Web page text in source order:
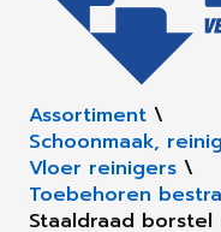
Assortiment \
Schoonmaak,
Vloer reinigers \
Toebehoren
Staaldraad